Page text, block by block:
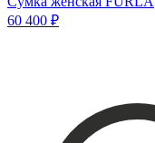
60 400 ₽